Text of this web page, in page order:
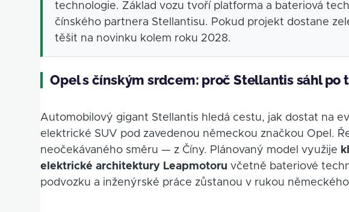
technologie. Základ vozu tvoří platforma a bateriová
čínského partnera Stellantisu. Pokud projekt dostane
těšit na novinku kolem roku 2028.
Opel s čínským srdcem: proč Stellantis sáhl
Automobilový gigant Stellantis hledá cestu, jak dostat na
elektrické SUV pod zavedenou německou značkou Opel.
neočekávaného směru — z Číny. Plánovaný model využije
elektrické architektury Leapmotoru včetně bateriové
podvozku a inženýrské práce zůstanou v rukou